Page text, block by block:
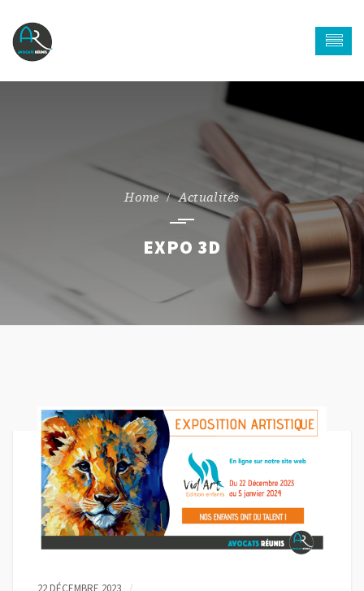
Actualités
EXPO 3D